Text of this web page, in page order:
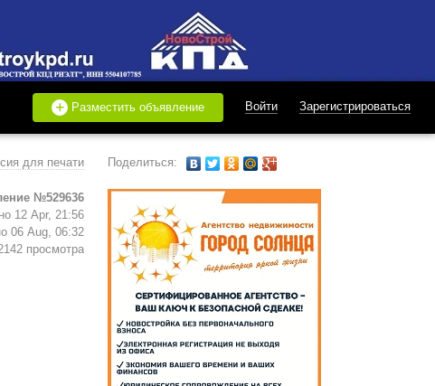
+ Разместить объявление Войти Зарегистрироваться
для печати Поделиться:
№529636
12 Apr, 21:56
06 Aug, 06:32
просмотра